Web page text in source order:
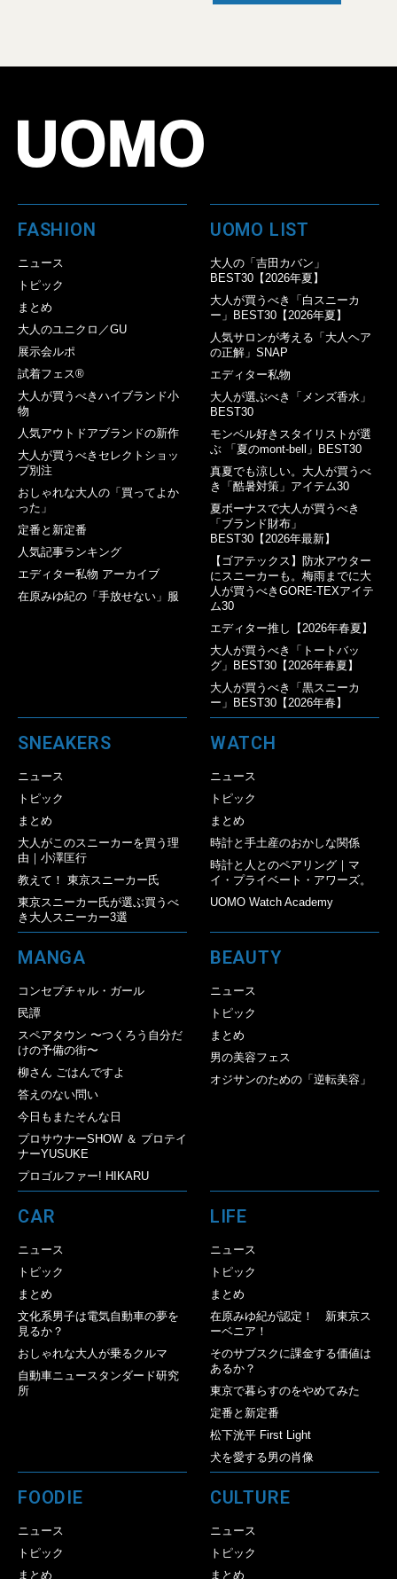
FASHION
ニュース
トピック
まとめ
大人のユニクロ／GU
展示会ルポ
試着フェス®︎
大人が買うべきハイブランド小
物
人気アウトドアブランドの新作
大人が買うべきセレクトショッ
プ別注
おしゃれな大人の「買ってよか
った」
定番と新定番
人気記事ランキング
エディター私物 アーカイブ
在原みゆ紀の「手放せない」服
UOMO LIST
大人の「吉田カバン」
BEST30【2026年夏】
大人が買うべき「白スニーカ
ー」BEST30【2026年夏】
人気サロンが考える「大人ヘア
の正解」SNAP
エディター私物
大人が選ぶべき「メンズ香水」
BEST30
モンベル好きスタイリストが選
ぶ 「夏のmont-bell」BEST30
真夏でも涼しい。大人が買うべ
き「酷暑対策」アイテム30
夏ボーナスで大人が買うべき
「ブランド財布」
BEST30【2026年最新】
【ゴアテックス】防水アウター
にスニーカーも。梅雨までに大
人が買うべきGORE-TEXアイテ
ム30
エディター推し【2026年春夏】
大人が買うべき「トートバッ
グ」BEST30【2026年春夏】
大人が買うべき「黒スニーカ
ー」BEST30【2026年春】
SNEAKERS
ニュース
トピック
まとめ
大人がこのスニーカーを買う理
由｜小澤匡行
教えて！ 東京スニーカー氏
東京スニーカー氏が選ぶ買うべ
き大人スニーカー3選
WATCH
ニュース
トピック
まとめ
時計と手土産のおかしな関係
時計と人とのペアリング｜マ
イ・プライベート・アワーズ。
UOMO Watch Academy
MANGA
コンセプチャル・ガール
民譚
スペアタウン 〜つくろう自分だ
けの予備の街〜
柳さん ごはんですよ
答えのない問い
今日もまたそんな日
プロサウナーSHOW ＆ プロテイ
ナーYUSUKE
プロゴルファー! HIKARU
BEAUTY
ニュース
トピック
まとめ
男の美容フェス
オジサンのための「逆転美容」
CAR
ニュース
トピック
まとめ
文化系男子は電気自動車の夢を
見るか？
おしゃれな大人が乗るクルマ
自動車ニュースタンダード研究
所
LIFE
ニュース
トピック
まとめ
在原みゆ紀が認定！ 新東京ス
ーベニア！
そのサブスクに課金する価値は
あるか？
東京で暮らすのをやめてみた
定番と新定番
松下洸平 First Light
犬を愛する男の肖像
FOODIE
ニュース
トピック
まとめ
CULTURE
ニュース
トピック
まとめ